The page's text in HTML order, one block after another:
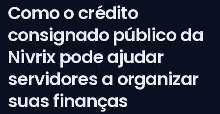
Como o crédito
consignado público da
Nivrix pode ajudar
servidores a organizar
suas finanças